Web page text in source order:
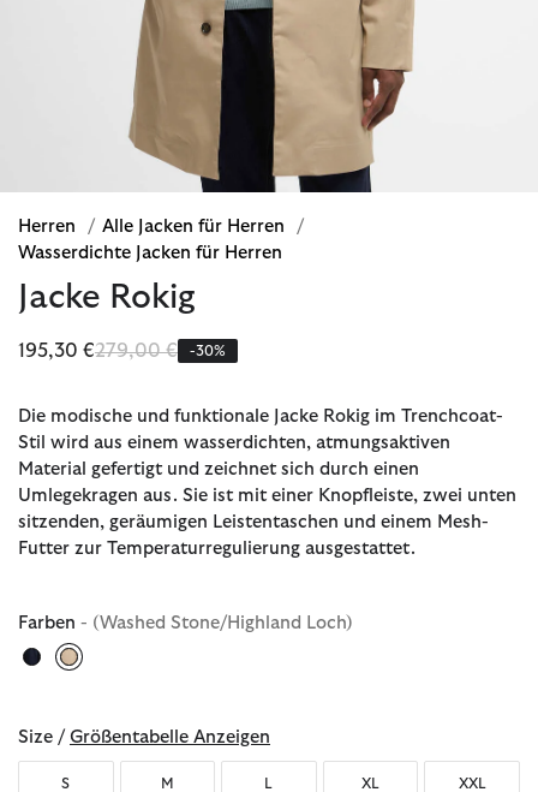
Herren / Alle Jacken für Herren
/
Wasserdichte Jacken für Herren
Jacke Rokig
195,30 €Reduziert von
279,00 €bis-30%
Die modische und funktionale Jacke Rokig im Trenchcoat-
Stil wird aus einem wasserdichten, atmungsaktiven
Material gefertigt und zeichnet sich durch einen
Umlegekragen aus. Sie ist mit einer Knopfleiste, zwei unten
sitzenden, geräumigen Leistentaschen und einem Mesh-
Futter zur Temperaturregulierung ausgestattet.
Farben - (Washed Stone/Highland Loch)
Size / Größentabelle Anzeigen
S M L XL XXL